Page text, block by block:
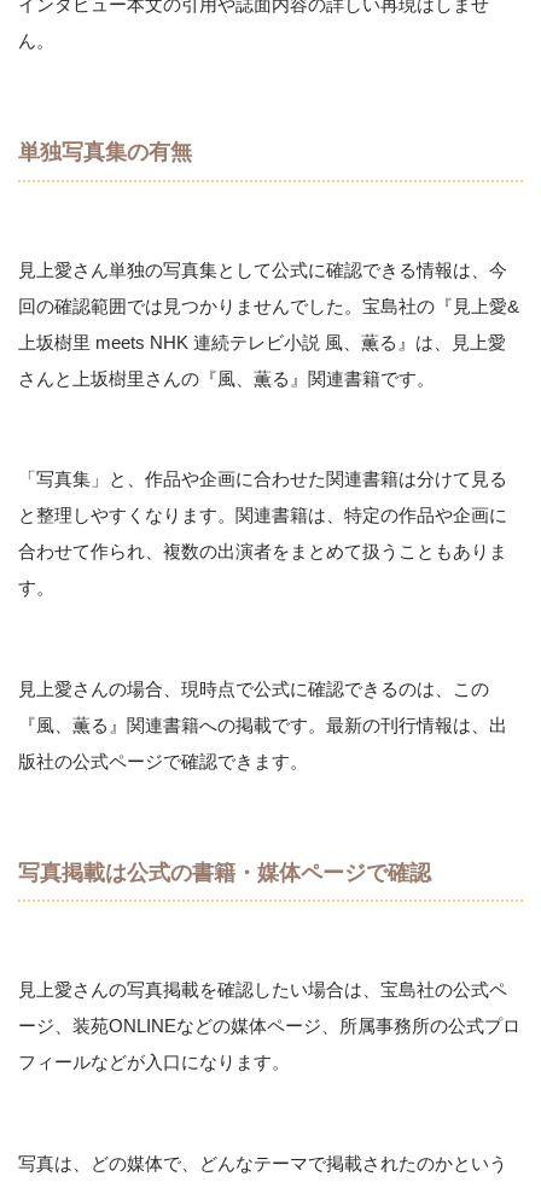
インタビュー本文の引用や誌面内容の詳しい再現はしませ
ん。
単独写真集の有無
見上愛さん単独の写真集として公式に確認できる情報は、今
回の確認範囲では見つかりませんでした。宝島社の『見上愛&
上坂樹里 meets NHK 連続テレビ小説 風、薫る』は、見上愛
さんと上坂樹里さんの『風、薫る』関連書籍です。
「写真集」と、作品や企画に合わせた関連書籍は分けて見る
と整理しやすくなります。関連書籍は、特定の作品や企画に
合わせて作られ、複数の出演者をまとめて扱うこともありま
す。
見上愛さんの場合、現時点で公式に確認できるのは、この
『風、薫る』関連書籍への掲載です。最新の刊行情報は、出
版社の公式ページで確認できます。
写真掲載は公式の書籍・媒体ページで確認
見上愛さんの写真掲載を確認したい場合は、宝島社の公式ペ
ージ、装苑ONLINEなどの媒体ページ、所属事務所の公式プロ
フィールなどが入口になります。
写真は、どの媒体で、どんなテーマで掲載されたのかという